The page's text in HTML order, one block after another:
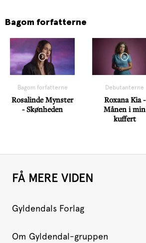
Bagom forfatterne
Bagom forfatterne
Rosalinde Mynster
- Skønheden
Debutanterne
Roxana Kia -
Månen i min
kuffert
FÅ MERE VIDEN
Gyldendals Forlag
Om Gyldendal-gruppen